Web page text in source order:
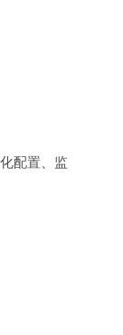
配置、监